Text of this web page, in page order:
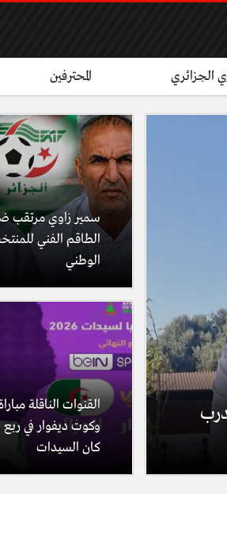
الجزائري المحترفين
سمير زاوي مرتقب
الطاقم الفني
الوطني
القنوات الناقلة
وكوت ديفوار في ربع
كان السيدات